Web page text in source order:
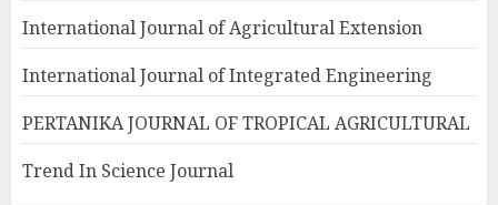
International Journal of Agricultural Extension
International Journal of Integrated Engineering
PERTANIKA JOURNAL OF TROPICAL AGRICULTURAL
Trend In Science Journal